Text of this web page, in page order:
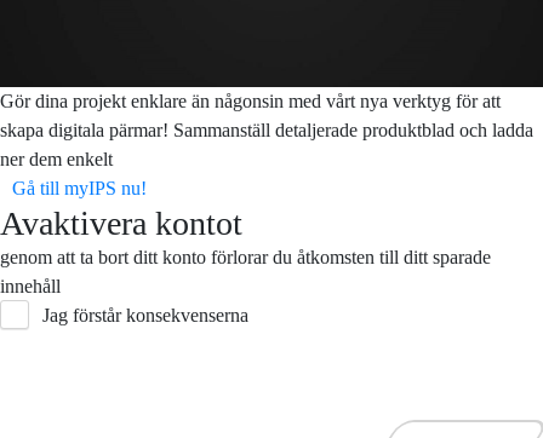
Gör dina projekt enklare än någonsin med vårt nya verktyg för att
skapa digitala pärmar! Sammanställ detaljerade produktblad och ladda
ner dem enkelt
Gå till myIPS nu!
Avaktivera kontot
genom att ta bort ditt konto förlorar du åtkomsten till ditt sparade
innehåll
Jag förstår konsekvenserna